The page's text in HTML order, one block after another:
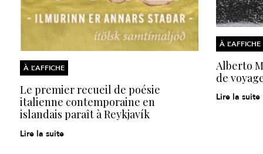
À L’AFFICHE
Le premier recueil de poésie
italienne contemporaine en
islandais paraît à Reykjavík
Lire la suite
À L’AFFICHE
Alberto
de
Lire la suite